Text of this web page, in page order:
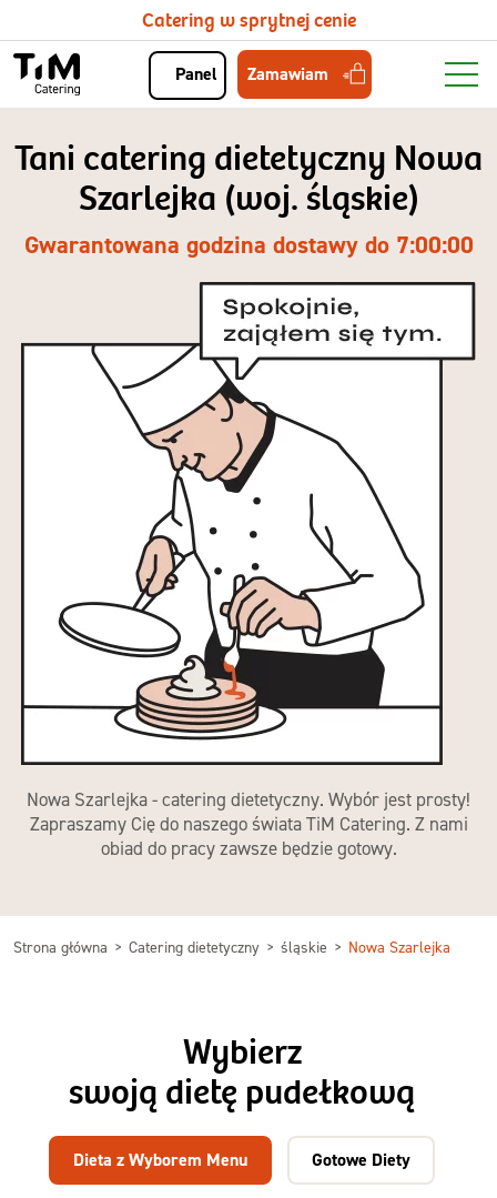
Catering w sprytnej cenie
Panel Zamawiam
Tani catering dietetyczny Nowa
Szarlejka (woj. śląskie)
Gwarantowana godzina dostawy do 7:00:00
Nowa Szarlejka - catering dietetyczny. Wybór jest prosty!
Zapraszamy Cię do naszego świata TiM Catering. Z nami
obiad do pracy zawsze będzie gotowy.
Strona główna Catering dietetyczny śląskie Nowa Szarlejka
Wybierz
swoją dietę pudełkową
Dieta z Wyborem Menu Gotowe Diety